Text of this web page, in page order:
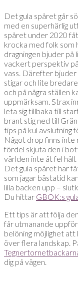
Det gula spåret går
med en superhärlig
spåret under 2020
krocka med folk som
dragningen bjuder
vackert perspektiv
vass. Därefter bjuder
stigar och lite
och på några ställen
uppmärksam. Strax
leta sig tillbaka till
brant stig ned till
tips på kul avslutning
Något drop finns inte
fördel skjuta den i
världen inte åt fel håll.
Det gula spåret har
som jagar bästatid
lilla backen upp –
Du hittar GBOK:s
Ett tips är att följa
får utmanande
belöning möjlighet
över flera landskap.
dig på vägen.